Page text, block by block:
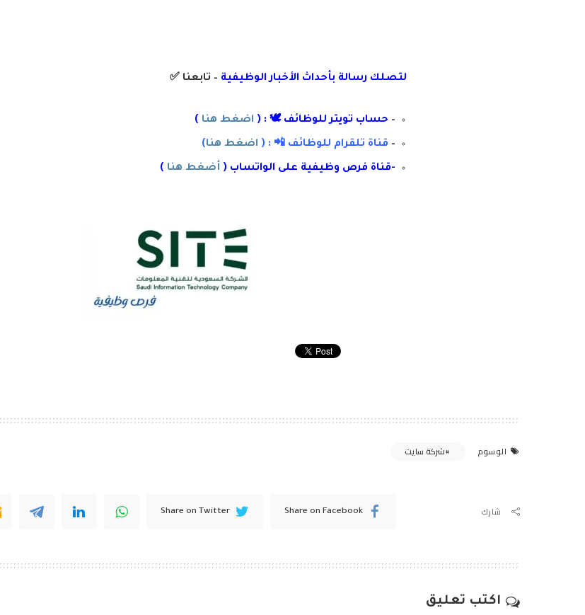
لتصلك رسالة بأحداث الأخبار الوظيفية – تابعنا ✅
– حساب تويتر للوظائف 🕊 : ( اضغط هنا )
– قناة تلقرام للوظائف 📲 : ( اضغط هنا)
-قناة فرص وظيفية على الواتساب ( أضغط هنا )
الوسوم شركة سايت
شارك Share on Facebook
Share on Twitter
اكتب تعليق